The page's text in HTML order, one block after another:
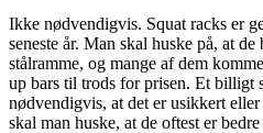
Ikke nødvendigvis. Squat racks er
seneste år. Man skal huske på, at
stålramme, og mange af dem
up bars til trods for prisen. Et billigt
nødvendigvis, at det er usikkert
skal man huske, at de oftest er